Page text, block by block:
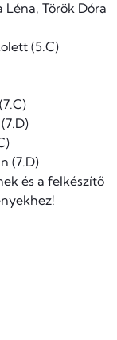
Léna, Török Dóra
(5.C)
(7.D)
és a felkészítő